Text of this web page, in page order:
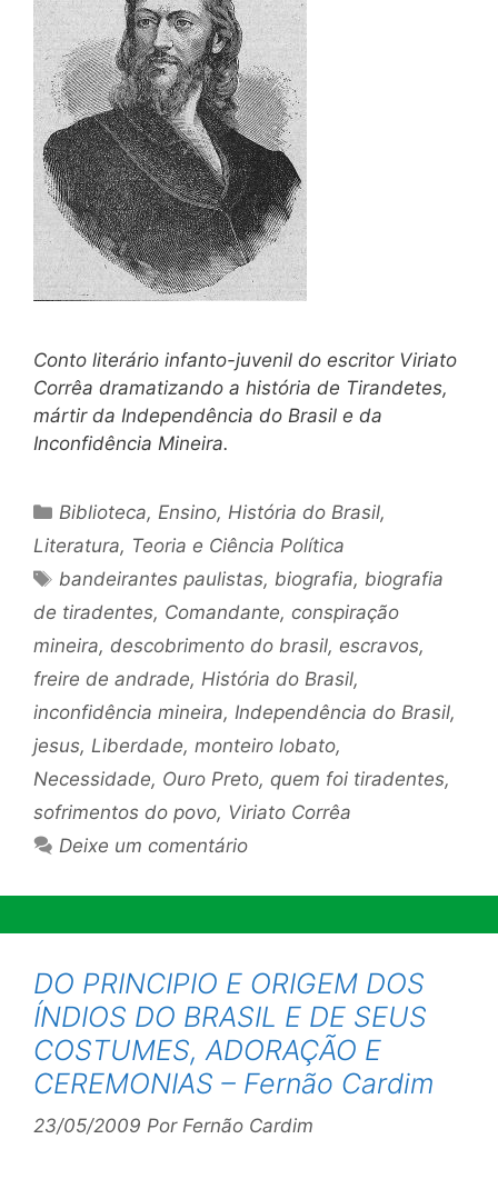
Conto literário infanto-juvenil do escritor Viriato
Corrêa dramatizando a história de Tirandetes,
mártir da Independência do Brasil e da
Inconfidência Mineira.
Categorias
Biblioteca, Ensino, História do Brasil,
Literatura, Teoria e Ciência Política
Tags
bandeirantes paulistas, biografia, biografia
de tiradentes, Comandante, conspiração
mineira, descobrimento do brasil, escravos,
freire de andrade, História do Brasil,
inconfidência mineira, Independência do Brasil,
jesus, Liberdade, monteiro lobato,
Necessidade, Ouro Preto, quem foi tiradentes,
sofrimentos do povo, Viriato Corrêa
Deixe um comentário
DO PRINCIPIO E ORIGEM DOS
ÍNDIOS DO BRASIL E DE SEUS
COSTUMES, ADORAÇÃO E
CEREMONIAS – Fernão Cardim
23/05/2009 Por Fernão Cardim